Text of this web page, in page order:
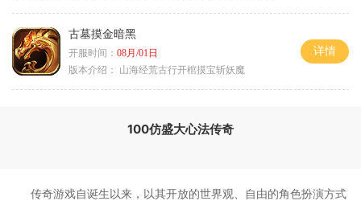
古墓摸金暗黑
开服时间： 08月/01日
版本介绍：
山海经荒古行开棺摸宝斩妖魔
详情
100仿盛大心法传奇
传奇游戏自诞生以来，以其开放的世界观、自由的角色扮演方式